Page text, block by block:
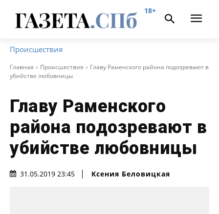
18+
Происшествия
Главная Происшествия
Главу Раменского района подозревают в
убийстве любовницы
Главу Раменского
района подозревают в
убийстве любовницы
31.05.2019 23:45 Ксения Беловицкая